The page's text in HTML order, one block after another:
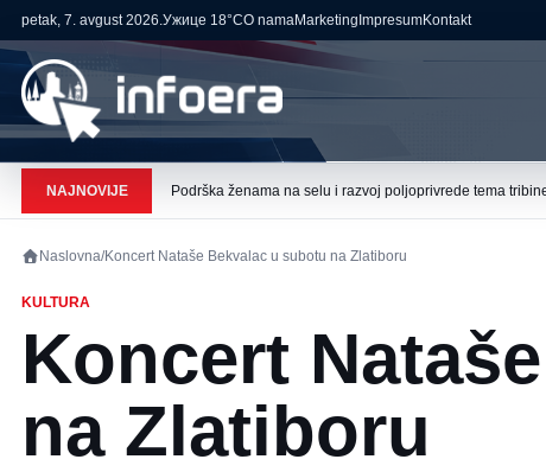
petak, 7. avgust 2026.Ужице 18°CO namaMarketing ImpresumKontakt
NAJNOVIJE Podrška ženama na selu i razvoj poljoprivrede tema
Naslovna/Koncert Nataše Bekvalac u subotu na Zlatiboru
KULTURA
Koncert
na Zlatiboru